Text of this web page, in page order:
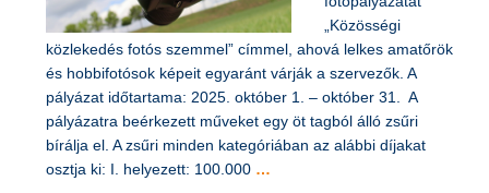
„Közösségi
közlekedés fotós szemmel” címmel, ahová lelkes amatőrök
és hobbifotósok képeit egyaránt várják a szervezők. A
pályázat időtartama: 2025. október 1. – október 31. A
pályázatra beérkezett műveket egy öt tagból álló zsűri
bírálja el. A zsűri minden kategóriában az alábbi díjakat
osztja ki: I. helyezett: 100.000 …